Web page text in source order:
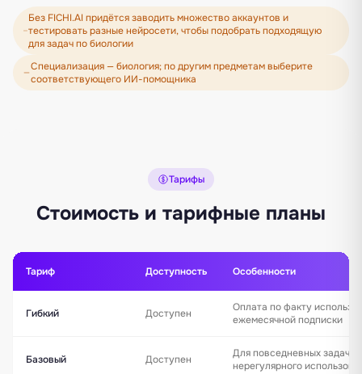
Без FICHI.AI придётся заводить множество аккаунтов и
тестировать разные нейросети, чтобы подобрать подходящую
для задач по биологии
Специализация — биология; по другим предметам выберите
соответствующего ИИ-помощника
Тарифы
Стоимость и тарифные планы
Тариф Доступность Особенности
Гибкий Доступен
Оплата по факту
ежемесячной подписки
Базовый Доступен
Для повседневных задач и
нерегулярного